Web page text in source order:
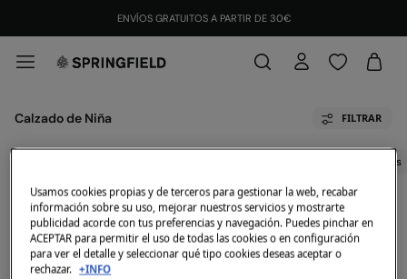
ENVÍOS GRATUITOS A PARTIR DE 30€
Calzado de Niña FILTRAR
Camisas Y Blusas
Ahora mismo no tenemos artículos en stock de la
categoría seleccionada.
Pero no te preocupes, tenemos un montón de
artículos que pueden ser tuyos.
Usamos cookies propias y de terceros para gestionar la web, recabar
información sobre su uso, mejorar nuestros servicios y mostrarte
publicidad acorde con tus preferencias y navegación. Puedes pinchar en
ACEPTAR para permitir el uso de todas las cookies o en configuración
para ver el detalle y seleccionar qué tipo cookies deseas aceptar o
rechazar. +INFO